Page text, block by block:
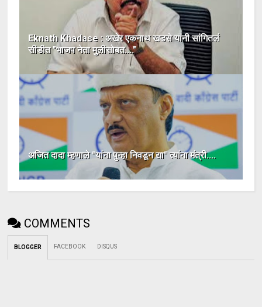
Eknath Khadase : अखेर एकनाथ खडसे यांनी सांगितलं
सीडीत "भाजप नेता मुलीसोबत...."
अजित दादा म्हणाले "यांना पुन्हा निवडून द्या" त्यांना मंत्री....
COMMENTS
BLOGGER FACEBOOK DISQUS